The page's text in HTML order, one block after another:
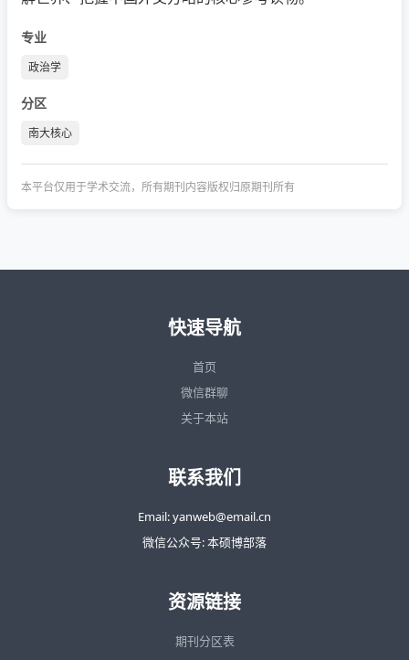
专业
政治学
分区
南大核心
本平台仅用于学术交流，所有期刊内容版权归原期刊所有
快速导航
首页
微信群聊
关于本站
联系我们
Email: yanweb@email.cn
微信公众号: 本硕博部落
资源链接
期刊分区表